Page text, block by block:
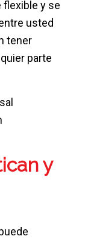
flexible y se
usted
tener
parte
y